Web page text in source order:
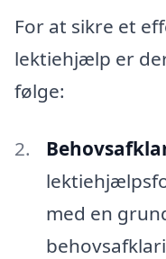
For at sikre et
lektiehjælp er
følge:
med en